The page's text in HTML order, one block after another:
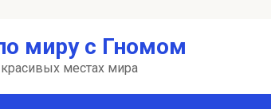
миру с Гномом
местах мира